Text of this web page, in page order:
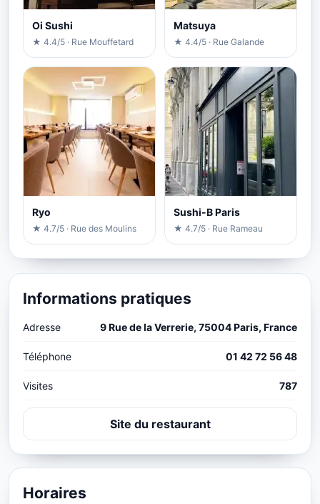
Oi Sushi
★ 4.4/5 · Rue Mouffetard
Matsuya
★ 4.4/5 · Rue Galande
Ryo
★ 4.7/5 · Rue des Moulins
Sushi-B Paris
★ 4.7/5 · Rue Rameau
Informations pratiques
Adresse 9 Rue de la Verrerie, 75004 Paris, France
Téléphone 01 42 72 56 48
Visites 787
Site du restaurant
Horaires